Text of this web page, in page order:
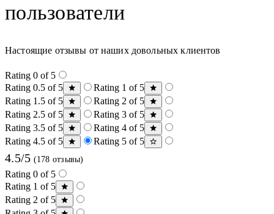
пользователи
Настоящие отзывы от наших довольных клиентов
Rating 0 of 5
Rating 0.5 of 5
Rating 1 of 5
Rating 1.5 of 5
Rating 2 of 5
Rating 2.5 of 5
Rating 3 of 5
Rating 3.5 of 5
Rating 4 of 5
Rating 4.5 of 5
Rating 5 of 5
4.5/5 (178 отзывы)
Rating 0 of 5
Rating 1 of 5
Rating 2 of 5